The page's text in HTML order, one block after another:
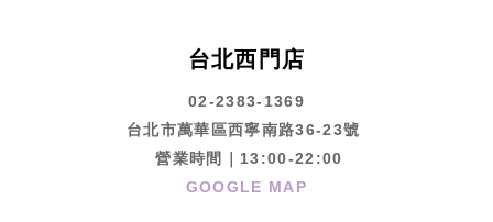
台北西門店
02-2383-1369
台北市萬華區西寧南路36-23號
營業時間｜13:00-22:00
GOOGLE MAP